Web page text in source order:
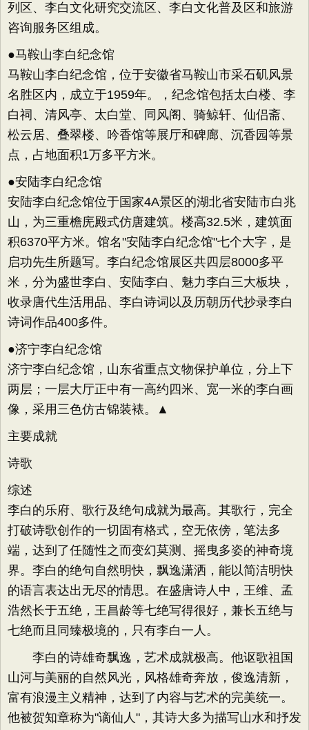
列区、李白文化研究交流区、李白文化普及区和旅游
咨询服务区组成。
●马鞍山李白纪念馆
马鞍山李白纪念馆，位于安徽省马鞍山市采石矶风景
名胜区内，成立于1959年。，纪念馆包括太白楼、李
白祠、清风亭、太白堂、同风阁、骑鲸轩、仙侣斋、
松云居、叠翠楼、吟香馆等展厅和碑廊、沉香园等景
点，占地面积1万多平方米。
●安陆李白纪念馆
安陆李白纪念馆位于国家4A景区的湖北省安陆市白兆
山，为三重檐庑殿式仿唐建筑。楼高32.5米，建筑面
积6370平方米。馆名"安陆李白纪念馆"七个大字，是
启功先生所题写。李白纪念馆展区共四层8000多平
米，分为盛世李白、安陆李白、魅力李白三大板块，
收录唐代生活用品、李白诗词以及历朝历代抄录李白
诗词作品400多件。
●济宁李白纪念馆
济宁李白纪念馆，山东省重点文物保护单位，分上下
两层；一层大厅正中有一高约四米、宽一米的李白画
像，采用三色仿古锦装裱。▲
主要成就
诗歌
综述
李白的乐府、歌行及绝句成就为最高。其歌行，完全
打破诗歌创作的一切固有格式，空无依傍，笔法多
端，达到了任随性之而变幻莫测、摇曳多姿的神奇境
界。李白的绝句自然明快，飘逸潇洒，能以简洁明快
的语言表达出无尽的情思。在盛唐诗人中，王维、孟
浩然长于五绝，王昌龄等七绝写得很好，兼长五绝与
七绝而且同臻极境的，只有李白一人。
李白的诗雄奇飘逸，艺术成就极高。他讴歌祖国
山河与美丽的自然风光，风格雄奇奔放，俊逸清新，
富有浪漫主义精神，达到了内容与艺术的完美统一。
他被贺知章称为"谪仙人"，其诗大多为描写山水和抒发